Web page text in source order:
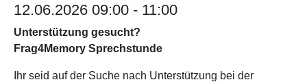
12.06.2026 09:00 - 11:00
Unterstützung gesucht?
Frag4Memory Sprechstunde
Ihr seid auf der Suche nach Unterstützung bei der